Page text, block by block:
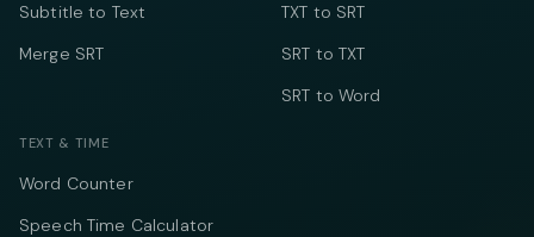
Subtitle to Text
Merge SRT
TXT to SRT
SRT to TXT
SRT to Word
TEXT & TIME
Word Counter
Speech Time Calculator